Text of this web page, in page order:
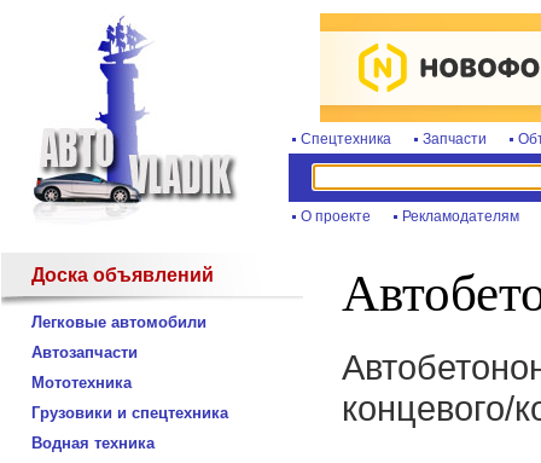
Спецтехника Запчасти
О проекте Рекламодателям
Доска объявлений
Легковые автомобили
Автозапчасти
Мототехника
Грузовики и спецтехника
Водная техника
концевого/